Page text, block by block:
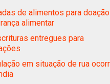
de alimentos para
alimentar
entregues para
em situação de rua